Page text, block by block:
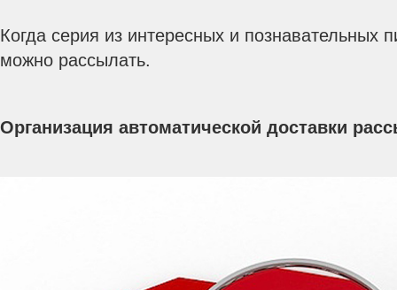
Когда серия из интересных и познавательных
можно рассылать.
Организация автоматической доставки